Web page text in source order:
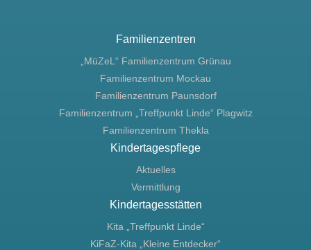
Familienzentren
„MüZeL“ Familienzentrum Grünau
Familienzentrum Mockau
Familienzentrum Paunsdorf
Familienzentrum „Treffpunkt Linde“ Plagwitz
Familienzentrum Thekla
Kindertagespflege
Aktuelles
Vermittlung
Kindertagesstätten
Kita „Treffpunkt Linde“
KiFaZ-Kita „Kleine Entdecker“